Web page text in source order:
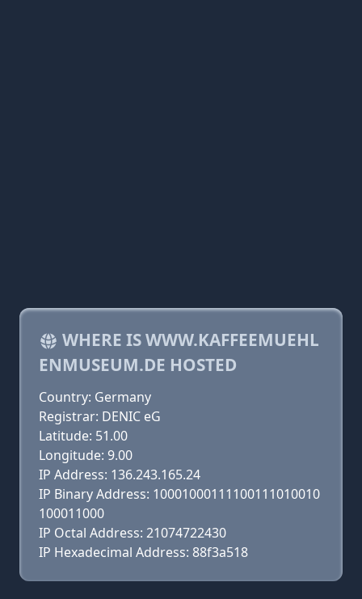
WHERE IS WWW.KAFFEEMUEHL
ENMUSEUM.DE HOSTED
Country: Germany
Registrar: DENIC eG
Latitude: 51.00
Longitude: 9.00
IP Address: 136.243.165.24
IP Binary Address: 10001000111100111010010
100011000
IP Octal Address: 21074722430
IP Hexadecimal Address: 88f3a518